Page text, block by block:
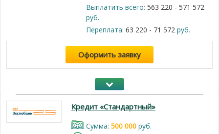
Выплатить всего: 563 220 - 571 572
руб.
Переплата: 63 220 - 71 572руб.
Оформить заявку
Кредит «Стандартный»
Cумма: 500 000руб.